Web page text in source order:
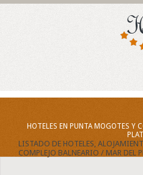
HOTELES EN PUNTA MOGOTES Y
LISTADO DE HOTELES,
COMPLEJO BALNEARIO / MAR DEL